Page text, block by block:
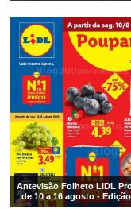
Antevisão Folheto LIDL
de 10 a 16 agosto -